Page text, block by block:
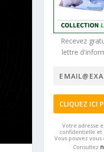
Recevez
lettre
Votre adresse
confidentielle et
Vous pouvez
Consultez